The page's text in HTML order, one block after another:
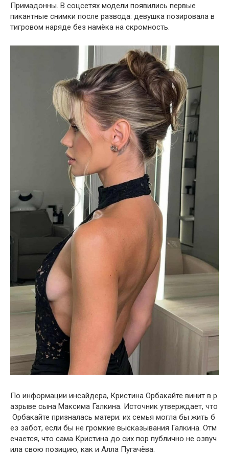
Примадонны. В соцсетях модели появились первые
пикантные снимки после развода: девушка позировала в
тигровом наряде без намёка на скромность.
По информации инсайдера, Кристина Орбакайте винит в р
азрыве сына Максима Галкина. Источник утверждает, что
Орбакайте призналась матери: их семья могла бы жить б
ез забот, если бы не громкие высказывания Галкина. Отм
ечается, что сама Кристина до сих пор публично не озвуч
ила свою позицию, как и Алла Пугачёва.